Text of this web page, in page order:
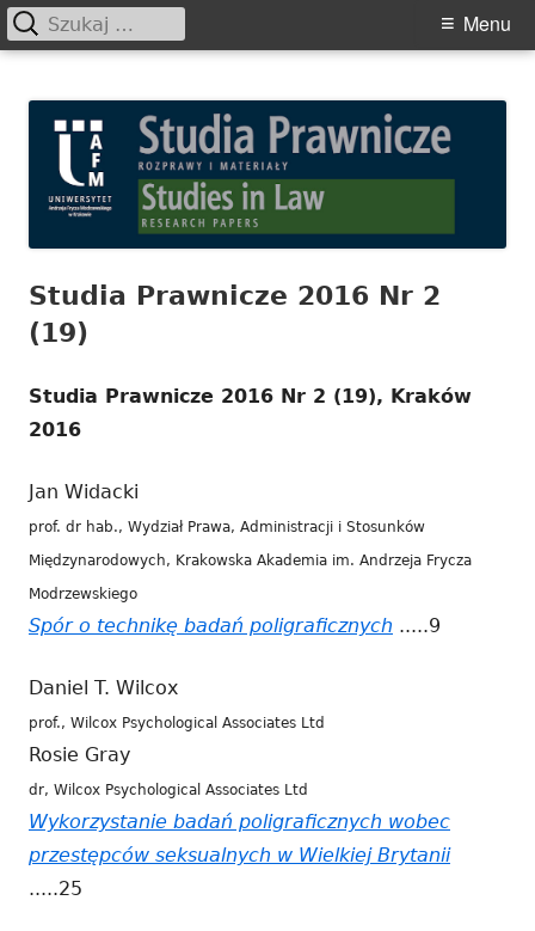
content
Materiały
Primary
Menu
Szukaj:
Studia Prawnicze 2016 Nr 2
(19)
Studia Prawnicze 2016 Nr 2 (19), Kraków
2016
Jan Widacki
prof. dr hab., Wydział Prawa, Administracji i Stosunków
Międzynarodowych, Krakowska Akademia im. Andrzeja Frycza
Modrzewskiego
Spór o technikę badań poligraficznych Strona
.....9
Daniel T. Wilcox
prof., Wilcox Psychological Associates Ltd
Rosie Gray
dr, Wilcox Psychological Associates Ltd
Wykorzystanie badań poligraficznych wobec
przestępców seksualnych w Wielkiej BrytaniiStrona
.....25